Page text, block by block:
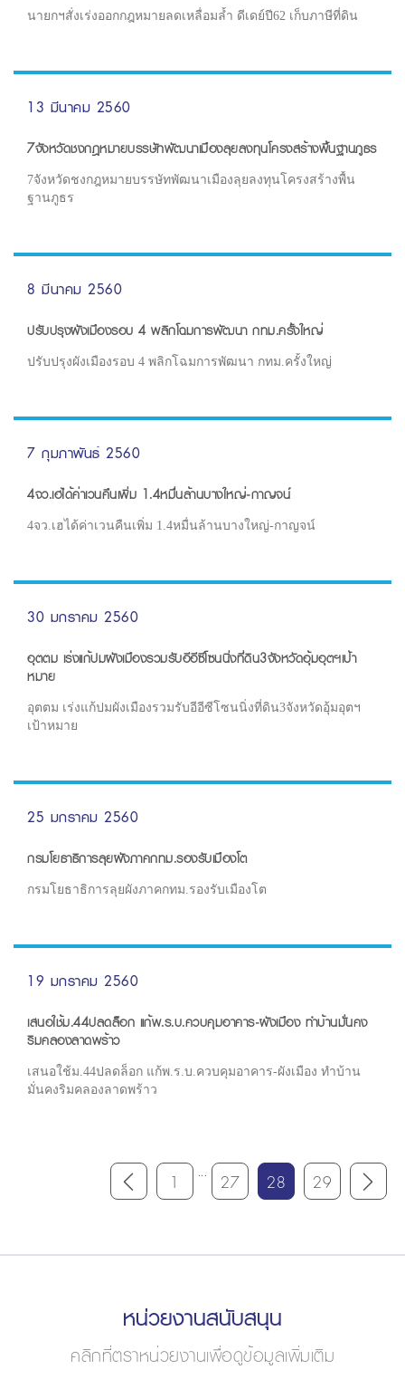
นายกฯสั่งเร่งออกกฎหมายลดเหลื่อมล้ำ ดีเดย์ปี62 เก็บภาษีที่ดิน
13 มีนาคม 2560
7จังหวัดชงกฎหมายบรรษัทพัฒนาเมืองลุยลงทุนโครงสร้างพื้นฐานภูธร
7จังหวัดชงกฎหมายบรรษัทพัฒนาเมืองลุยลงทุนโครงสร้างพื้น
ฐานภูธร
8 มีนาคม 2560
ปรับปรุงผังเมืองรอบ 4 พลิกโฉมการพัฒนา กทม.ครั้งใหญ่
ปรับปรุงผังเมืองรอบ 4 พลิกโฉมการพัฒนา กทม.ครั้งใหญ่
7 กุมภาพันธ์ 2560
4จว.เฮได้ค่าเวนคืนเพิ่ม 1.4หมื่นล้านบางใหญ่-กาญจน์
4จว.เฮได้ค่าเวนคืนเพิ่ม 1.4หมื่นล้านบางใหญ่-กาญจน์
30 มกราคม 2560
อุตตม เร่งแก้ปมผังเมืองรวมรับอีอีซีโซนนิ่งที่ดิน3จังหวัดอุ้มอุตฯเป้า
หมาย
อุตตม เร่งแก้ปมผังเมืองรวมรับอีอีซีโซนนิ่งที่ดิน3จังหวัดอุ้มอุตฯ
เป้าหมาย
25 มกราคม 2560
กรมโยธาธิการลุยผังภาคกทม.รองรับเมืองโต
กรมโยธาธิการลุยผังภาคกทม.รองรับเมืองโต
19 มกราคม 2560
เสนอใช้ม.44ปลดล็อก แก้พ.ร.บ.ควบคุมอาคาร-ผังเมือง ทำบ้านมั่นคง
ริมคลองลาดพร้าว
เสนอใช้ม.44ปลดล็อก แก้พ.ร.บ.ควบคุมอาคาร-ผังเมือง ทำบ้าน
มั่นคงริมคลองลาดพร้าว
1 ... 27 28 29
หน่วยงานสนับสนุน
คลิกที่ตราหน่วยงานเพื่อดูข้อมูลเพิ่มเติม